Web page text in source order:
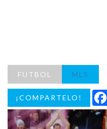
FUTBOL MLS
¡COMPARTELO!